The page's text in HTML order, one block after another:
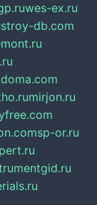
wes-ex.ru
stroy-db.com
mirjon.ru
sp-or.ru